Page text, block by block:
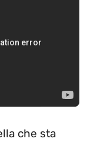
che sta